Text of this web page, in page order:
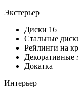
Экстерьер
Диски 16
Стальные
Рейлинги на
Декоративные
Докатка
Интерьер